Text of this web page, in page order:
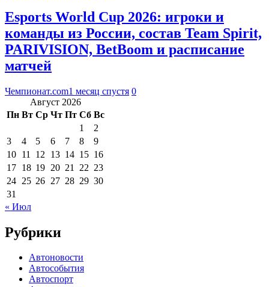
Esports World Cup 2026: игроки и
команды из России, состав Team Spirit,
PARIVISION, BetBoom и расписание
матчей
Чемпионат.com1 месяц спустя 0
Август 2026
Пн Вт Ср Чт Пт Сб Вс
1
2
3
4 5 6 7 8
9
10 11 12 13 14 15 16
17 18 19 20 21 22 23
24 25 26 27 28 29 30
31
« Июл
Рубрики
Автоновости
Автособытия
Автоспорт